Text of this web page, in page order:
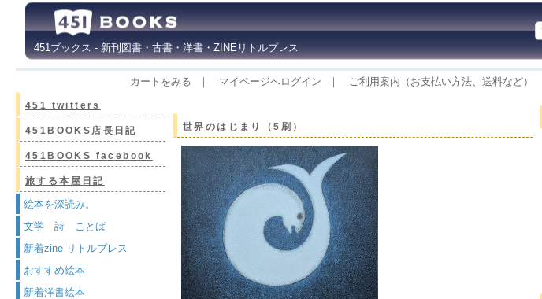
451ブックス - 新刊図書・古書・洋書・ZINEリトルプレス
カートをみる ｜ マイページへログイン ｜ ご利用案内（お支払い方法、送料など）
451 twitters
451BOOKS店長日記
451BOOKS facebook
旅する本屋日記
絵本を深読み。
文学 詩 ことば
新着zine リトルプレス
おすすめ絵本
新着洋書絵本
世界のはじまり（5刷）